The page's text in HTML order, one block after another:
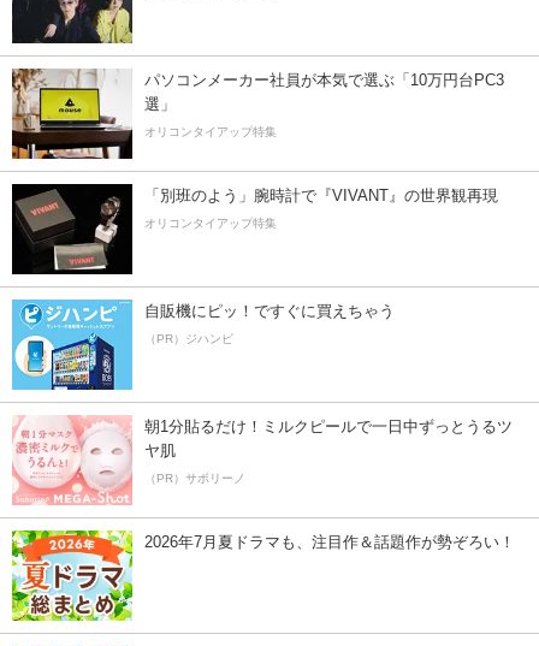
パソコンメーカー社員が本気で選ぶ「10万円台PC3
選」
オリコンタイアップ特集
「別班のよう」腕時計で『VIVANT』の世界観再現
オリコンタイアップ特集
自販機にピッ！ですぐに買えちゃう
（PR）ジハンピ
朝1分貼るだけ！ミルクピールで一日中ずっとうるツ
ヤ肌
（PR）サボリーノ
2026年7月夏ドラマも、注目作＆話題作が勢ぞろい！